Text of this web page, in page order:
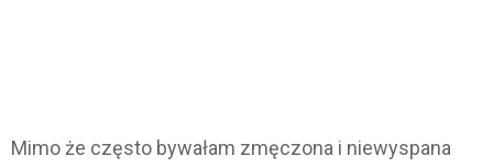
Mimo że często bywałam zmęczona i niewyspana